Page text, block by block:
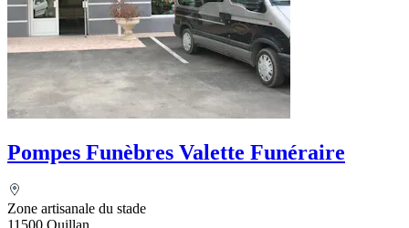
Pompes Funèbres Valette Funéraire
Zone artisanale du stade